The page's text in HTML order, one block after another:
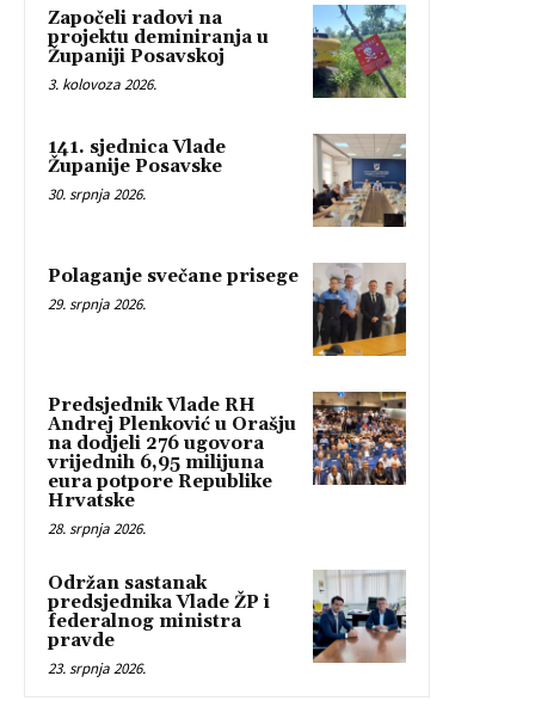
Započeli radovi na
projektu deminiranja u
Županiji Posavskoj
3. kolovoza 2026.
141. sjednica Vlade
Županije Posavske
30. srpnja 2026.
Polaganje svečane prisege
29. srpnja 2026.
Predsjednik Vlade RH
Andrej Plenković u Orašju
na dodjeli 276 ugovora
vrijednih 6,95 milijuna
eura potpore Republike
Hrvatske
28. srpnja 2026.
Održan sastanak
predsjednika Vlade ŽP i
federalnog ministra
pravde
23. srpnja 2026.